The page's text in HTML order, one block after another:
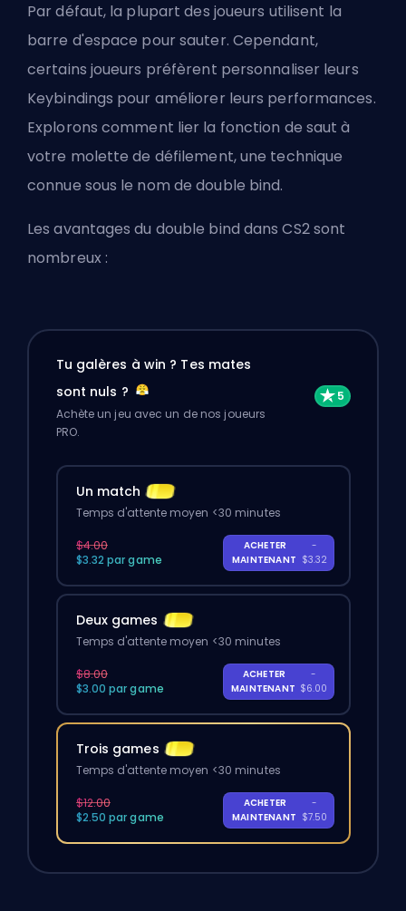
Par défaut, la plupart des joueurs utilisent la
barre d'espace pour sauter. Cependant,
certains joueurs préfèrent personnaliser leurs
Keybindings pour améliorer leurs performances.
Explorons comment lier la fonction de saut à
votre molette de défilement, une technique
connue sous le nom de double bind.
Les avantages du double bind dans CS2 sont
nombreux :
Tu galères à win ? Tes mates
sont nuls ?
Achète un jeu avec un de nos joueurs
PRO.
Un match
Temps d'attente moyen <30 minutes
$4.00
$3.32 par game
ACHETER
MAINTENANT
-
$3.32
Deux games
Temps d'attente moyen <30 minutes
$8.00
$3.00 par game
ACHETER
MAINTENANT
-
$6.00
Trois games
Temps d'attente moyen <30 minutes
$12.00
$2.50 par game
ACHETER
MAINTENANT
-
$7.50